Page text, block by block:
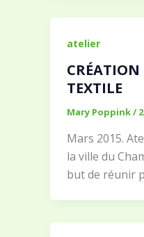
atelier
CRÉATION
TEXTILE
Mary Poppink/
Mars 2015.
la ville du
but de réunir